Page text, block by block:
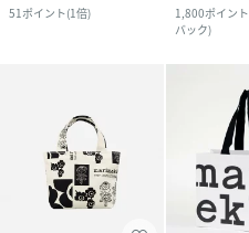
51 ポイント(1倍)
1,800ポイント
バック)